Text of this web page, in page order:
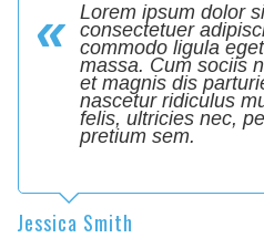
Lorem ipsum dolor
consectetuer
commodo ligula
massa. Cum sociis
et magnis dis
nascetur ridiculus
felis, ultricies nec,
pretium sem.
Jessica Smith